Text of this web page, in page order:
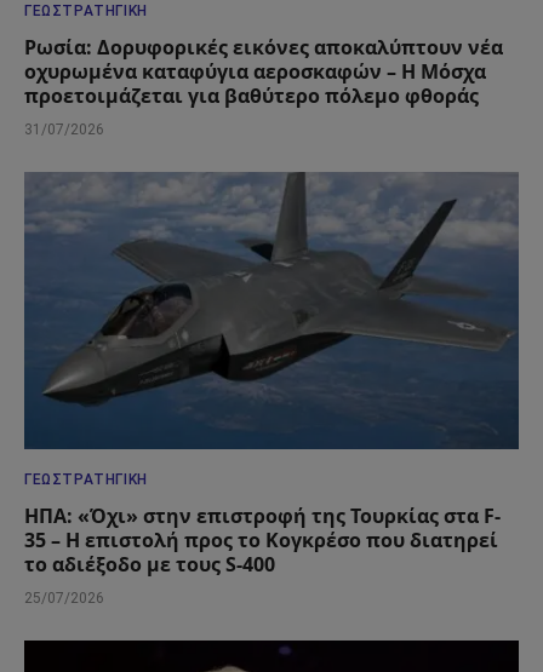
ΓΕΩΣΤΡΑΤΗΓΙΚΉ
Ρωσία: Δορυφορικές εικόνες αποκαλύπτουν νέα
οχυρωμένα καταφύγια αεροσκαφών – Η Μόσχα
προετοιμάζεται για βαθύτερο πόλεμο φθοράς
31/07/2026
ΓΕΩΣΤΡΑΤΗΓΙΚΉ
ΗΠΑ: «Όχι» στην επιστροφή της Τουρκίας στα F-
35 – Η επιστολή προς το Κογκρέσο που διατηρεί
το αδιέξοδο με τους S-400
25/07/2026